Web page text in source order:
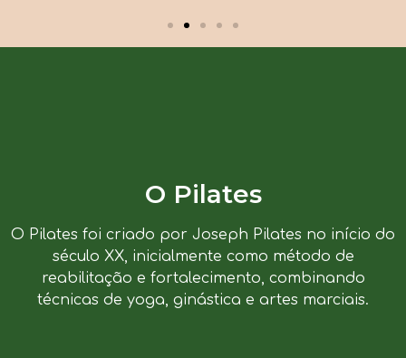
O Pilates
O Pilates foi criado por Joseph Pilates no início do
século XX, inicialmente como método de
reabilitação e fortalecimento, combinando
técnicas de yoga, ginástica e artes marciais.